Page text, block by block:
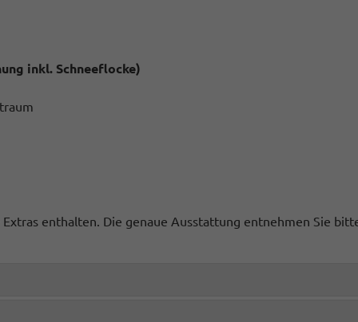
inkl. Schneeflocke)
enthalten. Die genaue Ausstattung entnehmen Sie